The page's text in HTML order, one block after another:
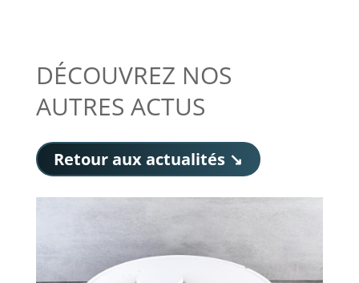
DÉCOUVREZ NOS
AUTRES ACTUS
Retour aux actualités ↘